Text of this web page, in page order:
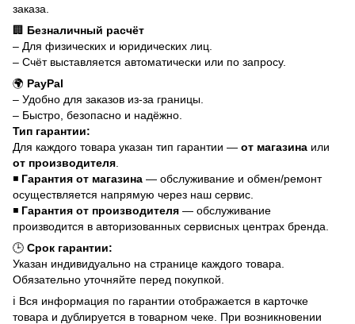
заказа.
🏢 Безналичный расчёт
– Для физических и юридических лиц.
– Счёт выставляется автоматически или по запросу.
🌍 PayPal
– Удобно для заказов из-за границы.
– Быстро, безопасно и надёжно.
Тип гарантии:
Для каждого товара указан тип гарантии — от магазина или
от производителя
◾ Гарантия от магазина — обслуживание и обмен/ремонт
осуществляется напрямую через наш сервис.
◾ Гарантия от производителя — обслуживание
производится в авторизованных сервисных центрах бренда.
🕒 Срок гарантии:
Указан индивидуально на странице каждого товара.
Обязательно уточняйте перед покупкой.
ℹ️ Вся информация по гарантии отображается в карточке
товара и дублируется в товарном чеке. При возникновении